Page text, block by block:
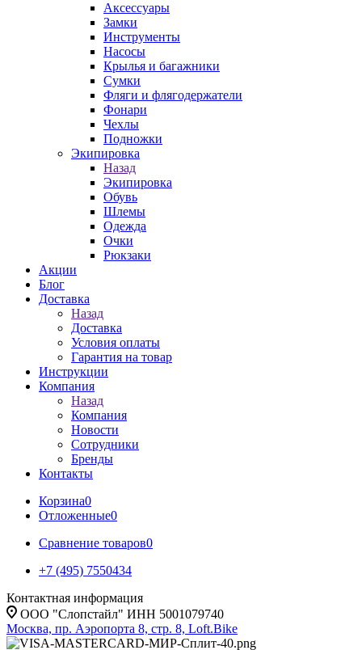
Аксессуары
Замки
Инструменты
Насосы
Крылья и багажники
Сумки
Фляги и флягодержатели
Фонари
Чехлы
Подножки
Экипировка
Назад
Экипировка
Обувь
Шлемы
Одежда
Очки
Рюкзаки
Акции
Блог
Доставка
Назад
Доставка
Условия оплаты
Гарантия на товар
Инструкции
Компания
Назад
Компания
Новости
Сотрудники
Бренды
Контакты
Корзина0
Отложенные0
Сравнение товаров0
+7 (495) 7550434
Контактная информация
ООО "Слопстайл" ИНН 5001079740
Москва, пр. Аэропорта 8, стр. 8, Loft.Bike